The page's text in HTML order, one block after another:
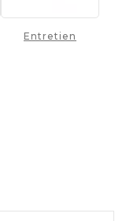
Entretien